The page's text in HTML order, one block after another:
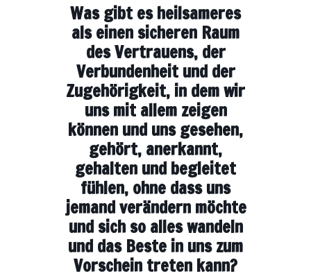
Was gibt es heilsameres
als einen sicheren Raum
des Vertrauens, der
Verbundenheit und der
Zugehörigkeit, in dem wir
uns mit allem zeigen
können und uns gesehen,
gehört, anerkannt,
gehalten und begleitet
fühlen, ohne dass uns
jemand verändern möchte
und sich so alles wandeln
und das Beste in uns zum
Vorschein treten kann?